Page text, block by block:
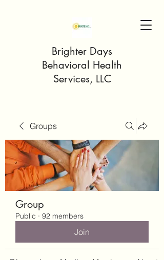
Brighter Days
Behavioral Health
Services, LLC
Groups
Group
Public · 92 members
Join